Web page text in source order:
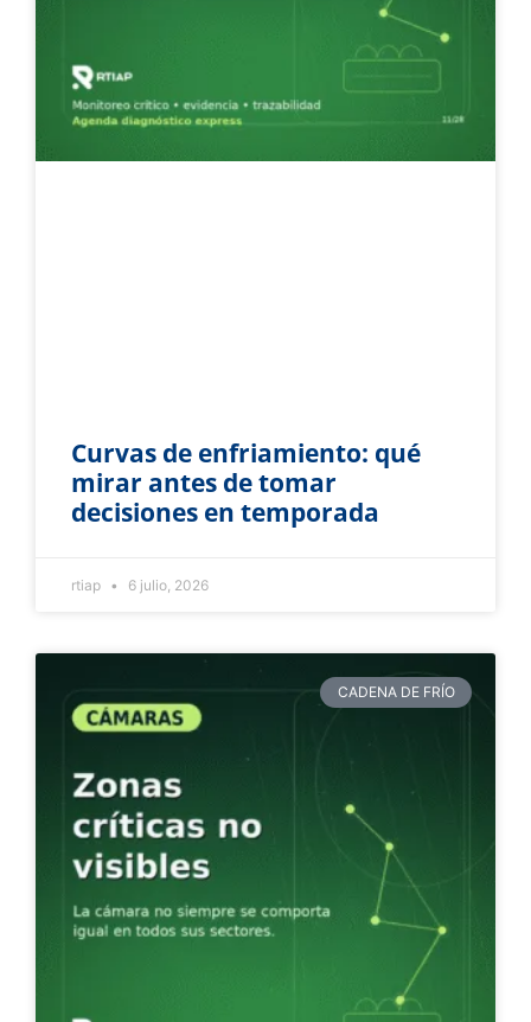
Curvas de enfriamiento: qué
mirar antes de tomar
decisiones en temporada
rtiap 6 julio, 2026
CADENA DE FRÍO